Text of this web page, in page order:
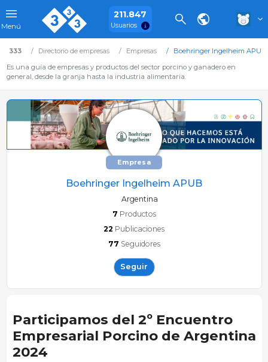
Menú
211.847
Usuarios
333 Directorio de empresas Empresas
Boehringer Ingelheim APUB
Es una guía de empresas y productos del sector porcino y ganadero en
general, desde la granja hasta la industria alimentaria.
Empresa
Boehringer Ingelheim APUB
Argentina
7 Productos
22 Publicaciones
77 Seguidores
Seguir
Participamos del 2º Encuentro
Empresarial Porcino de Argentina
2024